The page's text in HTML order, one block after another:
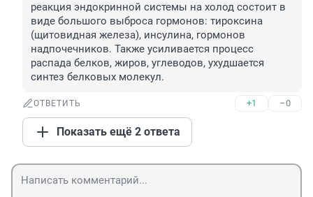
реакция эндокринной системы на холод состоит в
виде большого выброса гормонов: тироксина
(щитовидная железа), инсулина, гормонов
надпочечников. Также усиливается процесс
распада белков, жиров, углеводов, ухудшается
синтез белковых молекул.
ОТВЕТИТЬ +1 –0
Показать ещё 2 ответа